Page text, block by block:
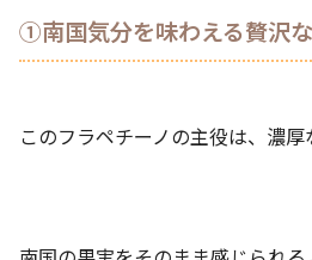
①南国気分を味わえる贅沢
このフラペチーノの主役は、濃厚